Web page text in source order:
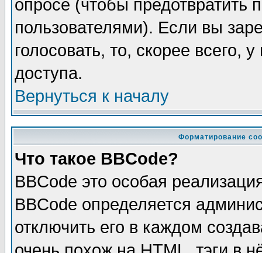
опросе (чтобы предотвратить
пользователями). Если вы
голосовать, то, скорее всего,
доступа.
Вернуться к началу
Форматирование
Что такое BBCode?
BBCode это особая
BBCode определяется
отключить его в каждом